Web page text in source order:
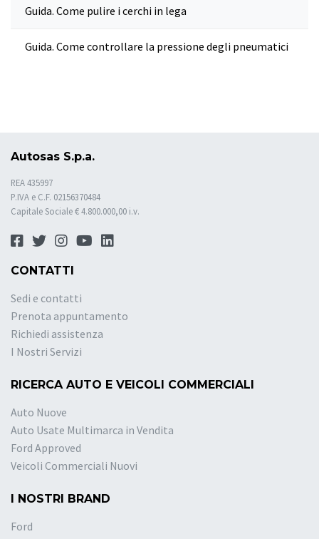
Guida. Come pulire i cerchi in lega
Guida. Come controllare la pressione degli pneumatici
Autosas S.p.a.
REA 435997
P.IVA e C.F. 02156370484
Capitale Sociale € 4.800.000,00 i.v.
CONTATTI
Sedi e contatti
Prenota appuntamento
Richiedi assistenza
I Nostri Servizi
RICERCA AUTO E VEICOLI COMMERCIALI
Auto Nuove
Auto Usate Multimarca in Vendita
Ford Approved
Veicoli Commerciali Nuovi
I NOSTRI BRAND
Ford